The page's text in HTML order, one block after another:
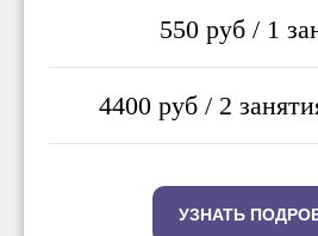
550 руб / 1
4400 руб / 2
УЗНАТЬ